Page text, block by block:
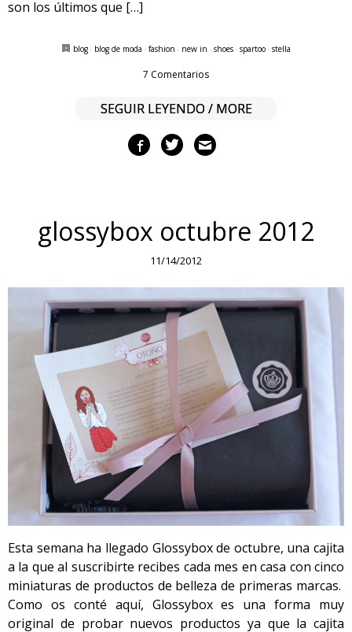
son los últimos que […]
blog · blog de moda · fashion · new in · shoes · spartoo · stella
7 Comentarios
SEGUIR LEYENDO / MORE
glossybox octubre 2012
11/14/2012
Esta semana ha llegado Glossybox de octubre, una cajita
a la que al suscribirte recibes cada mes en casa con cinco
miniaturas de productos de belleza de primeras marcas.
Como os conté aquí, Glossybox es una forma muy
original de probar nuevos productos ya que la cajita